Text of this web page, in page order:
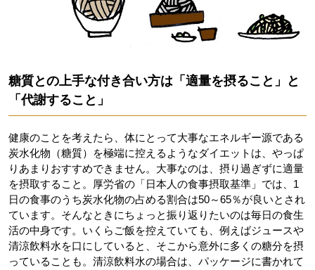
糖質との上手な付き合い方は「適量を摂ること」と
「代謝すること」
健康のことを考えたら、体にとって大事なエネルギー源である
炭水化物（糖質）を極端に控えるようなダイエットは、やっぱ
りあまりおすすめできません。大事なのは、摂り過ぎずに適量
を摂取すること。厚労省の「日本人の食事摂取基準」では、1
日の食事のうち炭水化物の占める割合は50～65％が良いとされ
ています。そんなときにちょっと振り返りたいのは毎日の食生
活の中身です。いくらご飯を控えていても、例えばジュースや
清涼飲料水を口にしていると、そこから意外に多くの糖分を摂
っていることも。清涼飲料水の場合は、パッケージに書かれて